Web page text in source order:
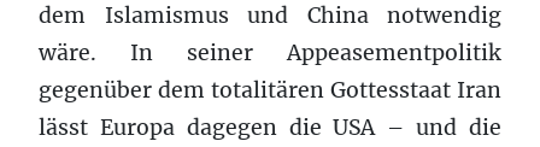
dem Islamismus und China notwendig
wäre. In seiner Appeasementpolitik
gegenüber dem totalitären Gottesstaat Iran
lässt Europa dagegen die USA – und die